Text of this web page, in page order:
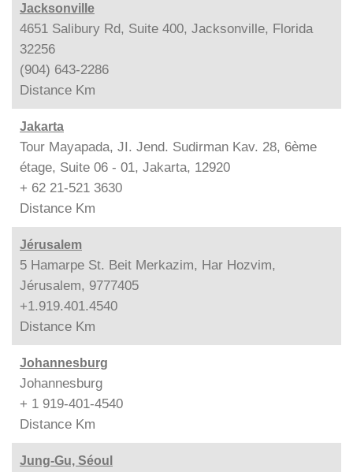
Jacksonville
4651 Salibury Rd, Suite 400, Jacksonville, Florida
32256
(904) 643-2286
Distance Km
Jakarta
Tour Mayapada, JI. Jend. Sudirman Kav. 28, 6ème
étage, Suite 06 - 01, Jakarta, 12920
+ 62 21-521 3630
Distance Km
Jérusalem
5 Hamarpe St. Beit Merkazim, Har Hozvim,
Jérusalem, 9777405
+1.919.401.4540
Distance Km
Johannesburg
Johannesburg
+ 1 919-401-4540
Distance Km
Jung-Gu, Séoul